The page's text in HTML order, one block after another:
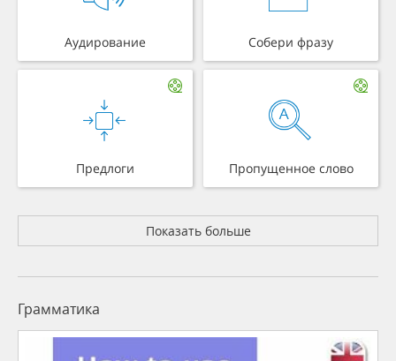
Аудирование Собери фразу
Предлоги Пропущенное слово
Показать больше
Грамматика